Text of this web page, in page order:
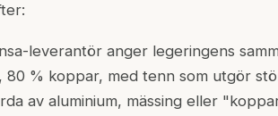
leverantör anger legeringens
% koppar, med tenn som utgör
av aluminium, mässing eller